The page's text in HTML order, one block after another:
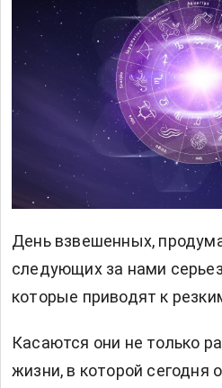
День взвешенных,
следующих за нами
которые приводят к
Касаются они не только
жизни, в которой сегодня